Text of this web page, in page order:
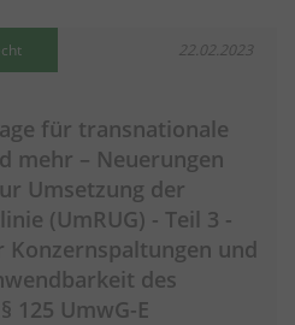
22.02.2023
für transnationale
mehr – Neuerungen
Umsetzung der
(UmRUG) - Teil 3 -
und
des
125 UmwG-E